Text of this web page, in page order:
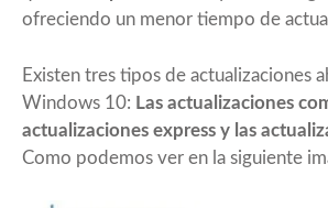
ofreciendo un menor tiempo de
Existen tres tipos de actualizaciones
Windows 10: Las actualizaciones
actualizaciones express y las
Como podemos ver en la siguiente